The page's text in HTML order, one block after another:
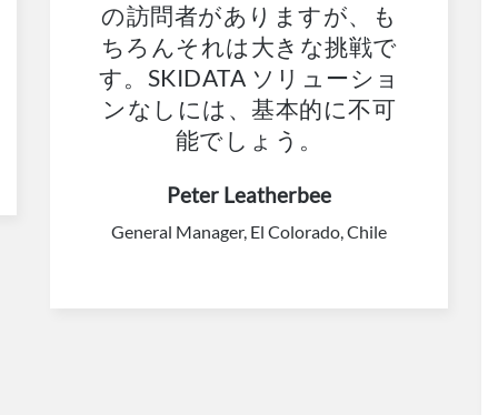
の訪問者がありますが、も
ちろんそれは大きな挑戦で
す。SKIDATA ソリューショ
ンなしには、基本的に不可
能でしょう。
Peter Leatherbee
General Manager, El Colorado, Chile